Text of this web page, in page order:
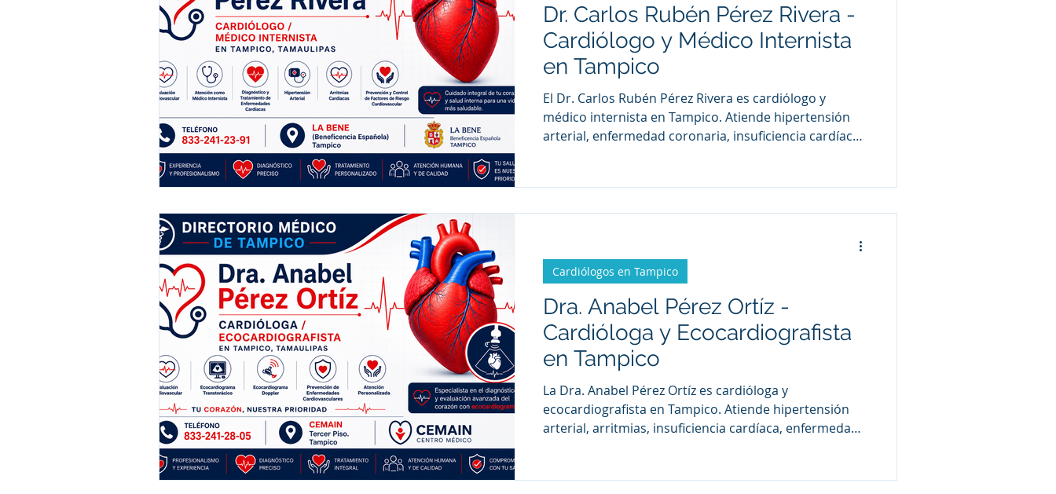
Dr. Carlos Rubén Pérez Rivera -
Cardiólogo y Médico Internista
en Tampico
El Dr. Carlos Rubén Pérez Rivera es cardiólogo y
médico internista en Tampico. Atiende hipertensión
arterial, enfermedad coronaria, insuficiencia cardíaca,
cardiovascular y médica del paciente.
Dra. Anabel Pérez Ortíz -
Cardióloga y Ecocardiografista
en Tampico
La Dra. Anabel Pérez Ortíz es cardióloga y
ecocardiografista en Tampico. Atiende hipertensión
arterial, arritmias, insuficiencia cardíaca, enfermedad
Cardiólogos en Tampico